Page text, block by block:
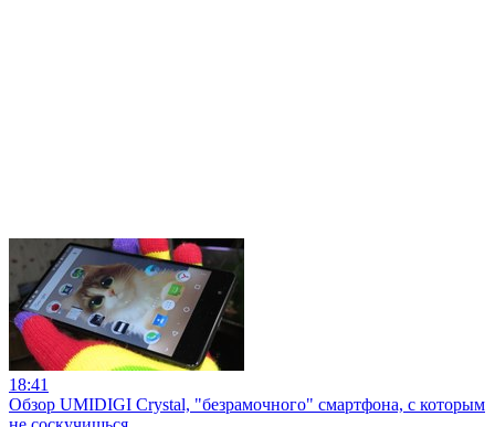
18:41
Обзор UMIDIGI Crystal, "безрамочного" смартфона, с которым